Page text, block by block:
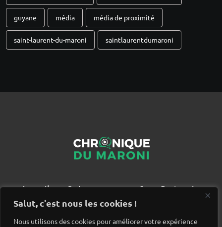
Salut, c'est nous les cookies !
Nous utilisons des cookies pour améliorer votre expérience
guyane média média de proximité
saint-laurent-du-maroni saintlaurentdumaroni
Accueil Qui sommes nous ?
Partenaires
Contact